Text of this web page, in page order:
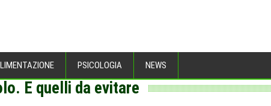
PSICOLOGIA NEWS
E quelli da evitare